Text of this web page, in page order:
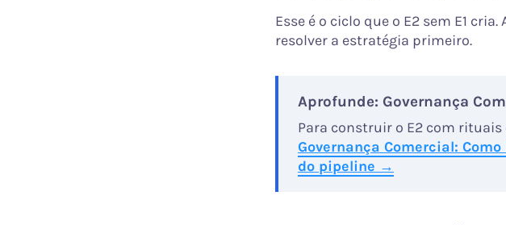
Esse é o ciclo que o E2 sem E1
resolver a estratégia primeiro.
Aprofunde: Governança
Para construir o E2 com
Governança Comercial:
do pipeline →